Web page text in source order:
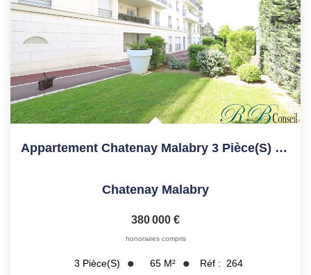
Appartement Chatenay Malabry 3 Pièce(s) 65 M2
Chatenay Malabry
380 000 €
honoraires compris
3 Pièce(s) 65 M² Réf : 264